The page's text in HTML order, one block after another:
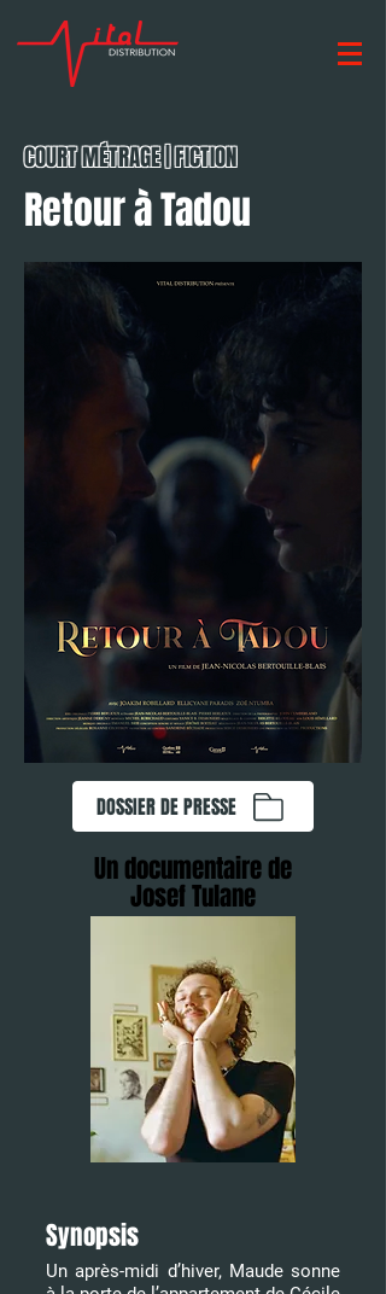
COURT MÉTRAGE | FICTION
Retour à Tadou
DOSSIER DE PRESSE
Un documentaire de
Josef Tulane
Synopsis
Un après-midi d’hiver, Maude sonne